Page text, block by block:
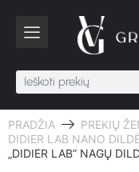
PRADŽIA PREKIŲ
DIDIER LAB NANO
„DIDIER LAB” NAGŲ